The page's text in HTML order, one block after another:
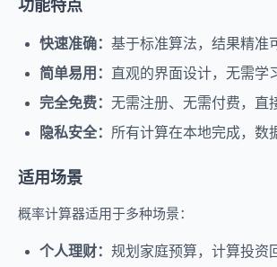
功能特点
快速准确： 基于标准算法，结果精准
简单易用： 直观的界面设计，无需学
完全免费： 无需注册、无需付费，直
隐私安全： 所有计算在本地完成，数
适用场景
概率计算器适用于多种场景：
个人理财： 规划家庭预算，计算投资